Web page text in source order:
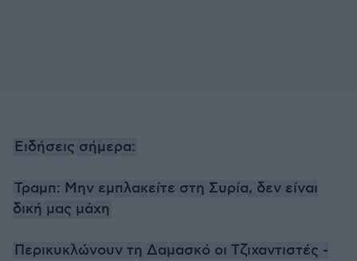
Ειδήσεις σήμερα:
Τραμπ: Μην εμπλακείτε στη Συρία, δεν είναι
δική μας μάχη
Περικυκλώνουν τη Δαμασκό οι Τζιχαντιστές -